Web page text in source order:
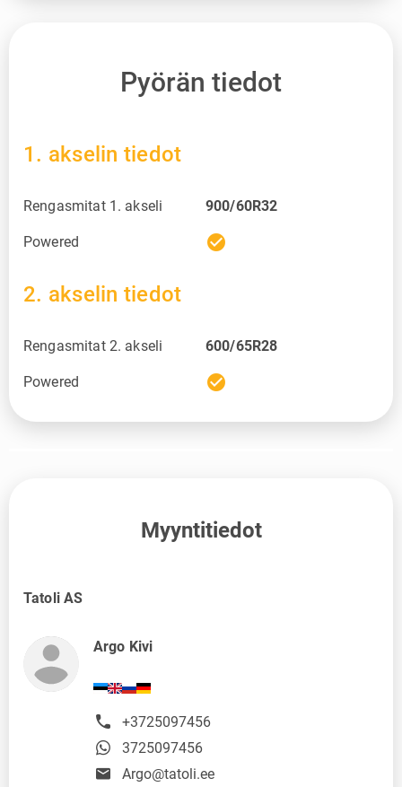
Pyörän tiedot
1. akselin tiedot
Rengasmitat 1. akseli 900/60R32
Powered check_circle
2. akselin tiedot
Rengasmitat 2. akseli 600/65R28
Powered check_circle
Myyntitiedot
Tatoli AS
Argo Kivi
+3725097456
3725097456
Argo@tatoli.ee